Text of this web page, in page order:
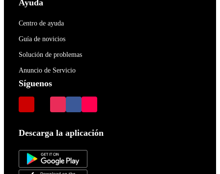
Ayuda
Centro de ayuda
Guía de novicios
Solución de problemas
Anuncio de Servicio
Síguenos
Descarga la aplicación